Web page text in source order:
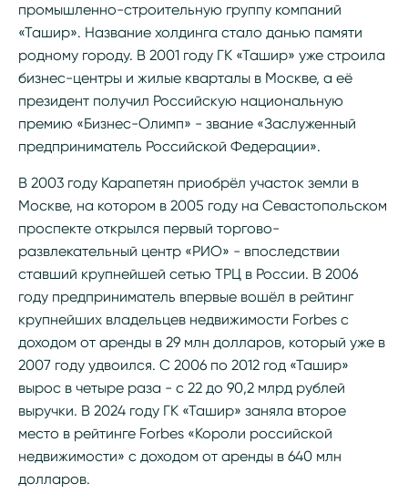
промышленно-строительную группу компаний
«Ташир». Название холдинга стало данью памяти
родному городу. В 2001 году ГК «Ташир» уже строила
бизнес-центры и жилые кварталы в Москве, а её
президент получил Российскую национальную
премию «Бизнес-Олимп» - звание «Заслуженный
предприниматель Российской Федерации».
В 2003 году Карапетян приобрёл участок земли в
Москве, на котором в 2005 году на Севастопольском
проспекте открылся первый торгово-
развлекательный центр «РИО» - впоследствии
ставший крупнейшей сетью ТРЦ в России. В 2006
году предприниматель впервые вошёл в рейтинг
крупнейших владельцев недвижимости Forbes с
доходом от аренды в 29 млн долларов, который уже в
2007 году удвоился. С 2006 по 2012 год «Ташир»
вырос в четыре раза - с 22 до 90,2 млрд рублей
выручки. В 2024 году ГК «Ташир» заняла второе
место в рейтинге Forbes «Короли российской
недвижимости» с доходом от аренды в 640 млн
долларов.